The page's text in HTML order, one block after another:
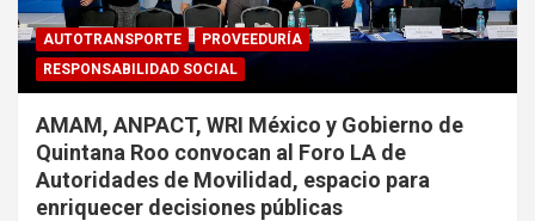
AUTOTRANSPORTE
PROVEEDURÍA
RESPONSABILIDAD SOCIAL
AMAM, ANPACT, WRI México y Gobierno de
Quintana Roo convocan al Foro LA de
Autoridades de Movilidad, espacio para
enriquecer decisiones públicas